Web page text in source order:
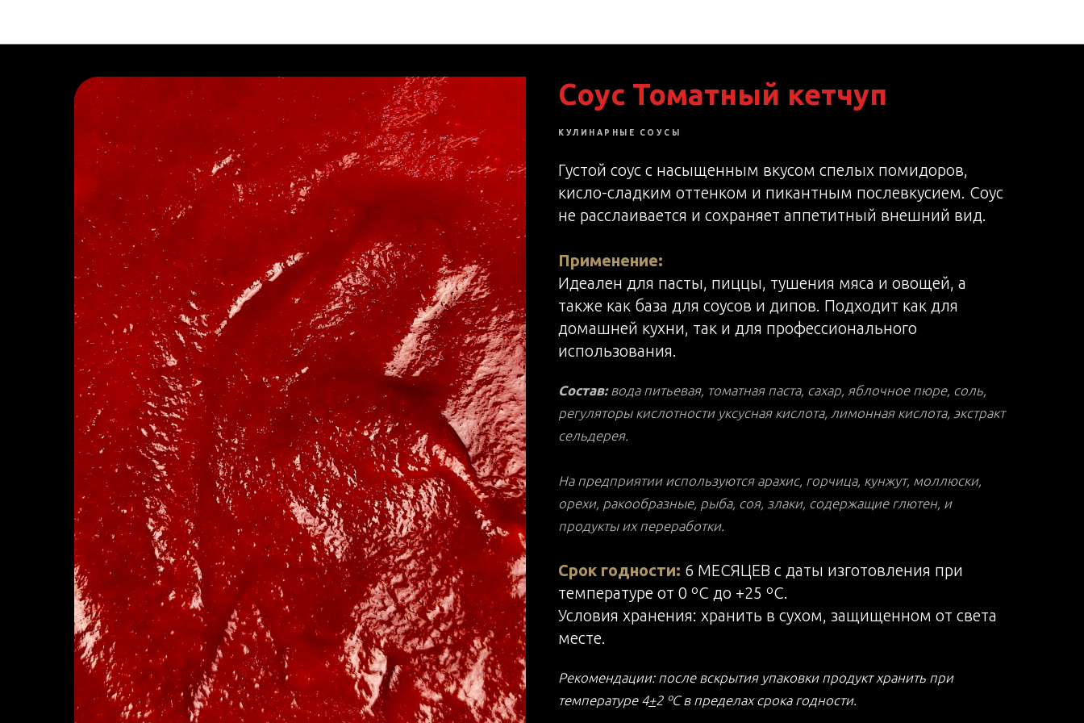
Соус Томатный кетчуп
КУЛИНАРНЫЕ СОУСЫ
Густой соус с насыщенным вкусом спелых помидоров,
кисло-сладким оттенком и пикантным послевкусием. Соус
не расслаивается и сохраняет аппетитный внешний вид.
Применение:
Идеален для пасты, пиццы, тушения мяса и овощей, а
также как база для соусов и дипов. Подходит как для
домашней кухни, так и для профессионального
использования.
Состав:вода питьевая, томатная паста, сахар, яблочное пюре, соль,
регуляторы кислотности уксусная кислота, лимонная кислота, экстракт
сельдерея.
На предприятии используются арахис, горчица, кунжут, моллюски,
орехи, ракообразные, рыба, соя, злаки, содержащие глютен, и
продукты их переработки.
Срок годности: 6 МЕСЯЦЕВ с даты изготовления при
температуре от 0 ºС до +25 ºС.
Условия хранения: хранить в сухом, защищенном от света
месте.
Рекомендации: после вскрытия упаковки продукт хранить при
температуре 4+2 ºС в пределах срока годности.